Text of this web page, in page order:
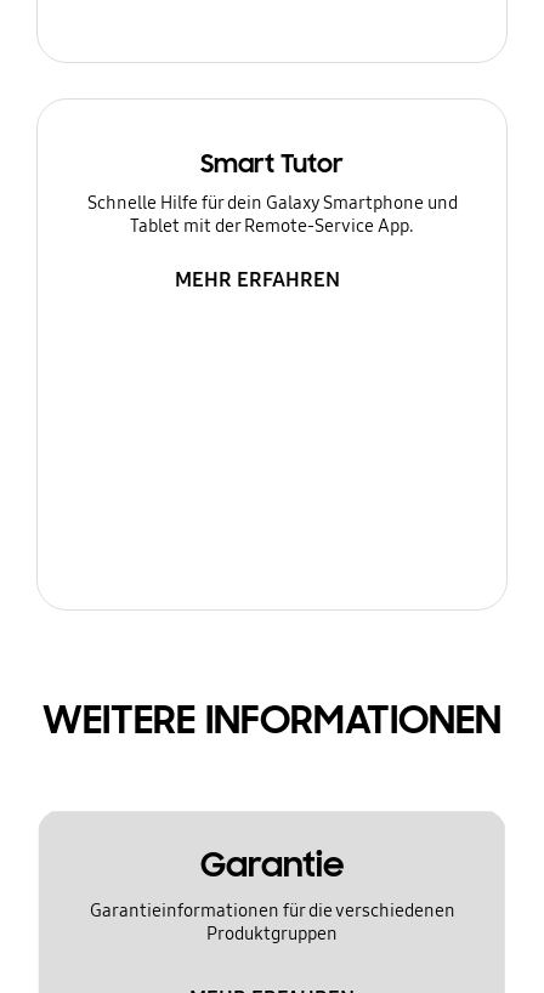
Smart Tutor
Schnelle Hilfe für dein Galaxy Smartphone und
Tablet mit der Remote-Service App.
MEHR ERFAHREN
WEITERE INFORMATIONEN
Garantie
Garantieinformationen für die verschiedenen
Produktgruppen